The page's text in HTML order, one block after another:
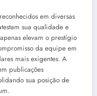
em diversas
sua qualidade e
elevam o prestígio
da equipe em
mais exigentes. A
publicações
sua posição de